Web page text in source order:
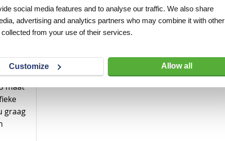
social media features and to analyse our traffic. We also share
advertising and analytics partners who may combine it with other
from your use of their services.
Customize Allow all
pijl
maat
graag